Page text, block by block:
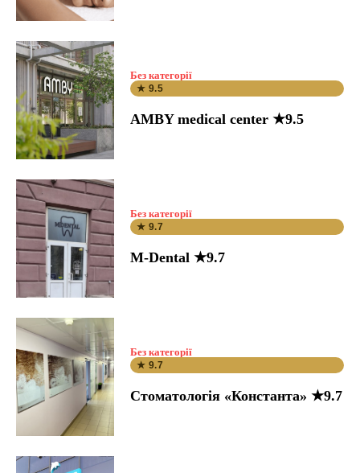
Без категорії
★ 9.5
AMBY medical center ★9.5
Без категорії
★ 9.7
M-Dental ★9.7
Без категорії
★ 9.7
Стоматологія «Константа» ★9.7